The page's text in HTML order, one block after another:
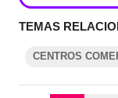
TEMAS
CENTROS